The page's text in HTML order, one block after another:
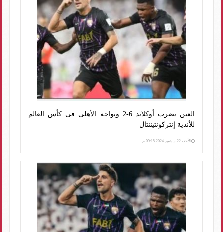
العين يضرب أوكلاند 6-2 ويواجه الأهلى فى كأس العالم
للأندية إنتركونتيننتال
الأحد، 22 سبتمبر 2024 09:15 م